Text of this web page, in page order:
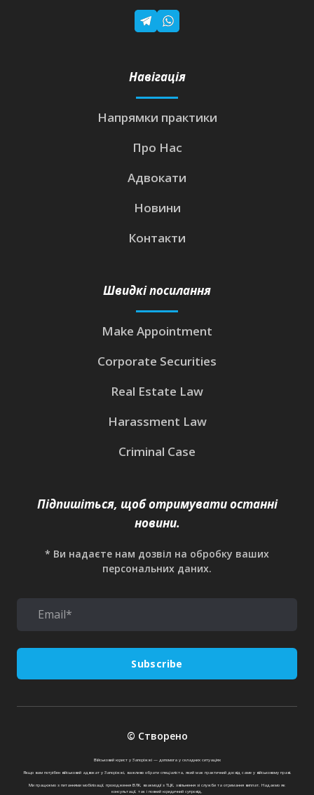
Навігація
Напрямки практики
Про Нас
Адвокати
Новини
Контакти
Швидкі посилання
Make Appointment
Corporate Securities
Real Estate Law
Harassment Law
Criminal Case
Підпишіться, щоб отримувати останні
новини.
* Ви надаєте нам дозвіл на обробку ваших
персональних даних.
Subscribe
© Створено
Військовий юрист у Запоріжжі — допомога у складних ситуаціях
Якщо вам потрібен військовий адвокат у Запоріжжі, важливо обрати спеціаліста, який має практичний досвід саме у військовому праві.
Ми працюємо з питаннями мобілізації, проходження ВЛК, взаємодії з ТЦК, звільнення зі служби та отримання виплат. Надаємо як
консультації, так і повний юридичний супровід.